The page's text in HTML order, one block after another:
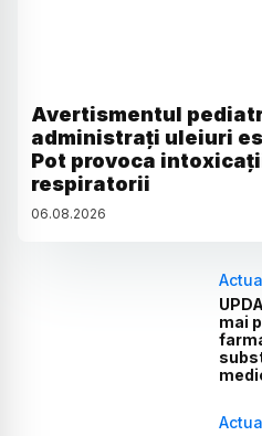
Avertismentul
administrați uleiuri
Pot provoca
respiratorii
06.08.2026
mai